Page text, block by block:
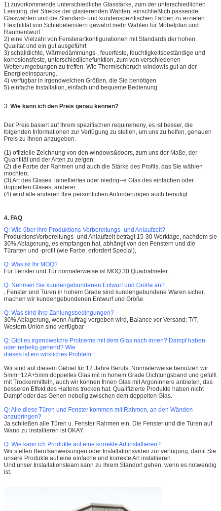
1) zuvorkommende unterschiedliche Glasstärke, zum der unterschiedlichen
Leistung, der Strecke der glasierenden Wahlen, einschließlich passende
Glaswahlen und die Standard- und kundenspezifischen Farben zu erzielen.
Flexibilität von Schiebefenstern gewährt mehr Wahlen für Möbelplan und
Raumentwurf
2) eine Vielzahl von Fensterartkonfigurationen mit Standards der hohen
Qualität und ein gut ausgeführt
3) schalldichte, Wärmedämmungs-, feuerfeste, feuchtigkeitsbeständige und
korrosionsfeste, unterschiedlichefunktion, zum von verschiedenen
Wetterumgebungen zu treffen. Wie Thermischbruch windowis gut an der
Energieeinsparung.
4) verfügbar in irgendwelchen Größen, die Sie benötigen
5) einfache Installation, einfach und bequeme Bedienung.
3. Wie kann ich den Preis genau kennen?
Der Preis basiert auf Ihrem spezifischen requiremeny, es ist besser, die
folgenden Informationen zur Verfügung zu stellen, um uns zu helfen, genauen
Preis zu Ihnen anzugeben.
(1) offizielle Zeichnung von den windows&doors, zum uns der Maße, der
Quantität und der Arten zu zeigen;
(2) die Farbe der Rahmen und auch die Stärke des Profils, das Sie wählen
möchten;
(3) Art des Glases: lamelliertes oder niedrig--e Glas des einfachen oder
doppelten Glases, anderer;
(4) wird alle anderen Ihre persönlichen Anforderungen auch benötigt.
4. FAQ
Q: Wie über Ihre Produktions-Vorbereitungs- und Anlaufzeit?
ProduktionsVorbereitungs- und Anlaufzeit beträgt 15-30 Werktage, nachdem sie
30% Ablagerung, es empfangen hat, abhängt von den Fenstern und die
Türarten und -profil (wie Farbe, erfordert Special),
Q: Was ist Ihr MOQ?
Für Fenster und Tür normalerweise ist MOQ 30 Quadratmeter.
Q: Nehmen Sie kundengebundenen Entwurf und Größe an?
, Fenster und Türen in hohem Grade sind kundengebundene Waren sicher,
machen wir kundengebundenen Entwurf und Größe.
Q: Was sind Ihre Zahlungsbedingungen?
30% Ablagerung, wenn Auftrag vergeben wird, Balance vor Versand; T/T,
Western Union sind verfügbar
Q: Gibt es irgendwelche Probleme mit dem Glas nach innen? Dampf haben
oder nebelig gehend? Wie
dieses ist ein wirkliches Problem.
Wir sind auf diesem Gebiet für 12 Jahre Berufs. Normalerweise benutzen wir
5mm+12A+5mm doppeltes Glas mit in hohem Grade Dichtungsband und gefüllt
mit Trockenmitteln, auch wir können Ihnen Glas mit Argoninnere anbieten, das
besseren Effekt des Haltens trocken hat. Qualifizierte Produkte haben nicht
Dampf oder das Gehen nebelig zwischen dem doppelten Glas.
Q: Alle diese Türen und Fenster kommen mit Rahmen, an den Wänden
anzubringen?
Ja schließen alle Türen u. Fenster Rahmen ein. Die Fenster und die Türen auf
Wand zu installieren ist OKAY.
Q: Wie kann ich Produkte auf eine korrekte Art installieren?
Wir stellen Berufsanweisungen oder Installationsvideo zur verfügung, damit Sie
unsere Produkte auf eine einfache und korrekte Art installieren.
Und unser Installationsteam kann zu Ihrem Standort gehen, wenn es notwendig
ist.